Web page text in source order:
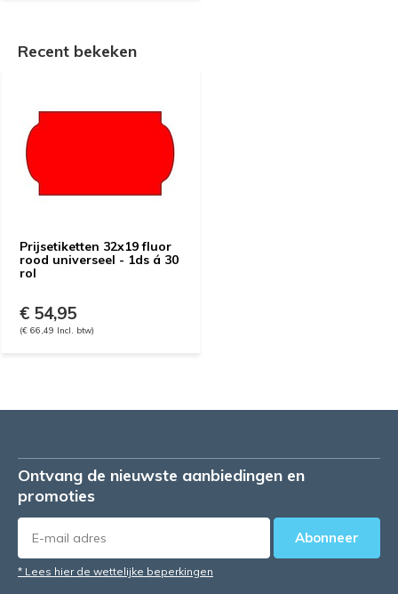
Recent bekeken
Prijsetiketten 32x19 fluor
rood universeel - 1ds á 30
rol
€ 54,95
(€ 66,49 Incl. btw)
Ontvang de nieuwste aanbiedingen en
promoties
Abonneer
* Lees hier de wettelijke beperkingen